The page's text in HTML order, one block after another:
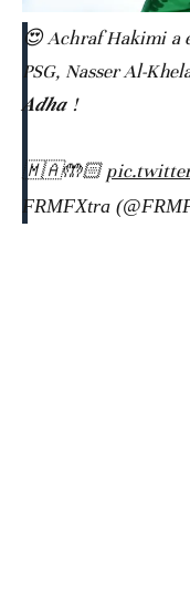
😍 Achraf Hakimi a
PSG, Nasser Al-
𝑨𝒅𝒉𝒂 !
🇲🇦🤲🏻